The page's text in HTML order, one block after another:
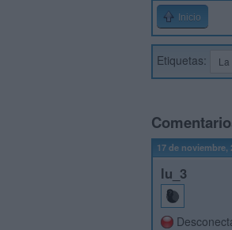
Inicio
Etiquetas:
17 de noviembre,
lu_3